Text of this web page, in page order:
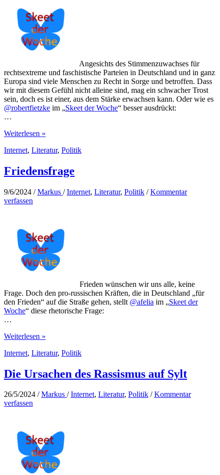
Angesichts des Stimmenzuwachses für
rechtsextreme und faschistische Parteien in Deutschland und in ganz
Europa sind viele Menschen zu Recht in Sorge und betroffen. Dass
wir mit diesem Gefühl nicht alleine sind, mag ein schwacher Trost
sein, doch es ist einer, aus dem Stärke erwachsen kann. Oder wie es
@robertfietzke im „Skeet der Woche“ besser ausdrückt:
…
Solidarität
Ohmacht
Weiterlesen »
Internet, Literatur, Politik
Friedensfrage
9/6/2024 /Markus /Internet, Literatur, Politik /Kommentar
verfassen
Frieden wünschen wir uns alle, keine
Frage. Doch den pro-russischen Kräften, die in Deutschland „für
den Frieden“ auf die Straße gehen, stellt @afelia im „Skeet der
Woche“ diese rhetorische Frage:
…
Friedensfrage
Weiterlesen »
Internet, Literatur, Politik
Die Ursachen des Rassismus auf Sylt
26/5/2024 /Markus /Internet, Literatur, Politik /Kommentar
verfassen